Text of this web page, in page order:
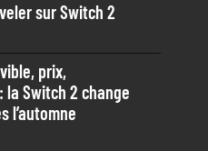
sur Switch 2
prix,
Switch 2 change
l’automne